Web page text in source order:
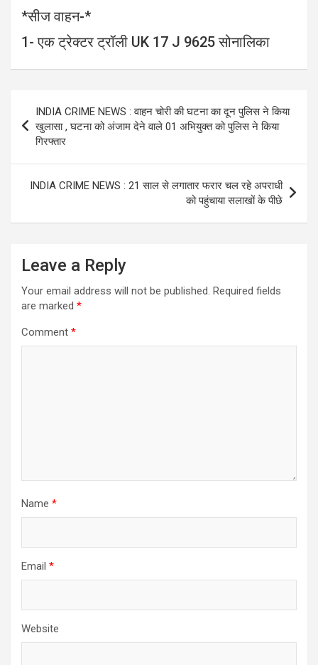
*सीज वाहन-*
1- एक ट्रेक्टर ट्रॉली UK 17 J 9625 सोनालिका
navigation
INDIA CRIME NEWS : वाहन चोरी की घटना का दून पुलिस ने किया
खुलासा , घटना को अंजाम देने वाले 01 अभियुक्त को पुलिस ने किया
गिरफ्तार
INDIA CRIME NEWS : 21 साल से लगातार फरार चल रहे अपराधी
को पहुंचाया सलाखों के पीछे
Leave a Reply
Your email address will not be published. Required fields
are marked *
Comment *
Name *
Email *
Website